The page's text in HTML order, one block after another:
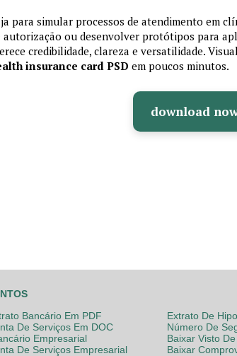
para simular processos de atendimento em
autorização ou desenvolver protótipos para
credibilidade, clareza e versatilidade.
insurance card PSD em poucos minutos.
download
Bancário Em PDF
De Serviços Em DOC
Empresarial
De Serviços Empresarial
Extrato De
Número De
Baixar Visto
Baixar